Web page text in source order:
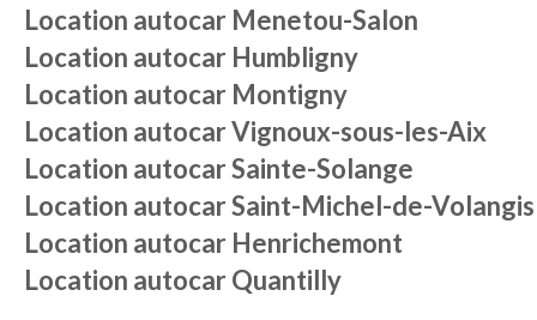
Location autocar Menetou-Salon
Location autocar Humbligny
Location autocar Montigny
Location autocarVignoux-sous-les-Aix
Location autocarSainte-Solange
Location autocarSaint-Michel-de-Volangis
Location autocar Henrichemont
Location autocarQuantilly